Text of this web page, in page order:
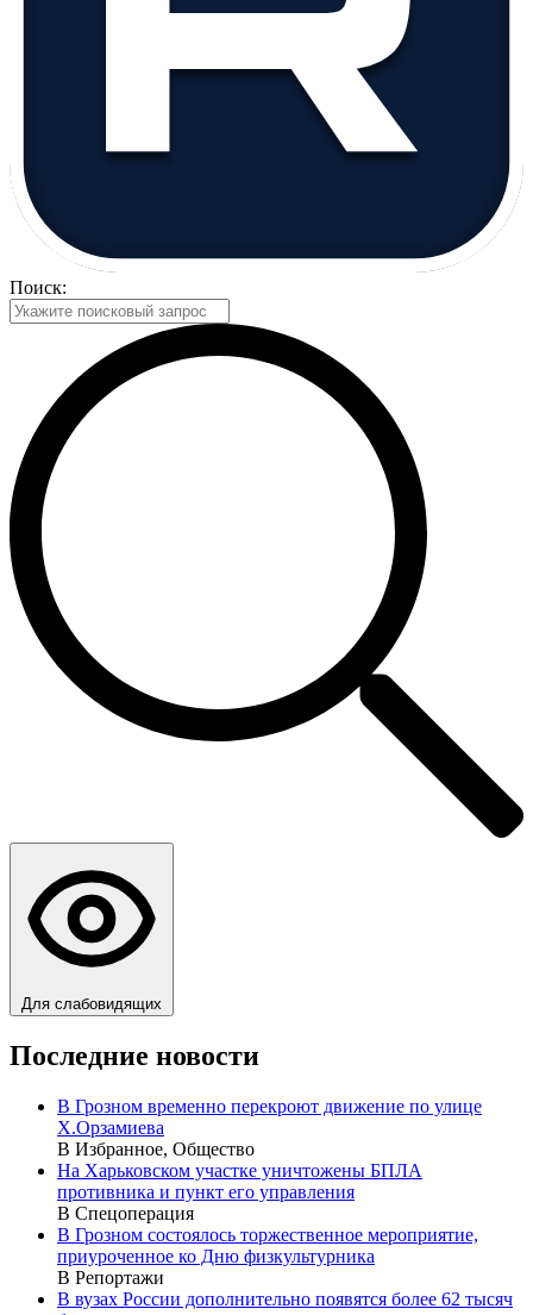
Поиск:
Для слабовидящих
Последние новости
В Грозном временно перекроют движение по улице
Х.Орзамиева
В Избранное, Общество
На Харьковском участке уничтожены БПЛА
противника и пункт его управления
В Спецоперация
В Грозном состоялось торжественное мероприятие,
приуроченное ко Дню физкультурника
В Репортажи
В вузах России дополнительно появятся более 62 тысяч